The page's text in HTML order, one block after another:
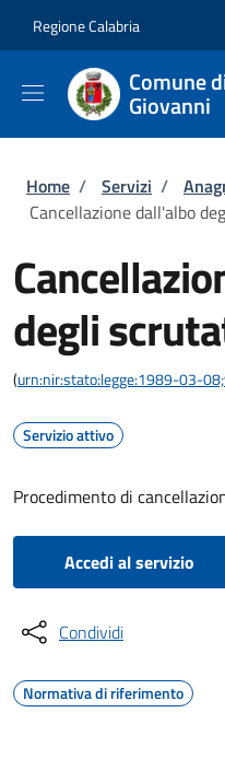
Regione Calabria
Comune
Giovanni
Briciole di
Home / Servizi /
Cancellazione dall'albo
degli
(urn:nir:stato:legge:1989-03-
Servizio attivo
Procedimento di
Accedi al servizio
Condividi
Normativa di riferimento